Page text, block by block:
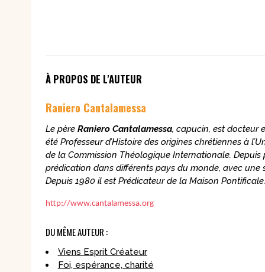
À PROPOS DE L'AUTEUR
Raniero Cantalamessa
Le père Raniero Cantalamessa, capucin, est docteur
été Professeur d’Histoire des origines chrétiennes à
de la Commission Théologique Internationale.
prédication dans différents pays du monde, avec une
Depuis 1980 il est Prédicateur de la Maison Pontificale.
http://www.cantalamessa.org
DU MÊME AUTEUR :
Viens Esprit Créateur
Foi, espérance, charité